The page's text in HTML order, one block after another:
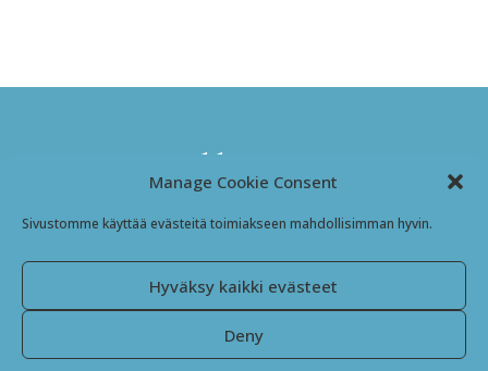
Manage Cookie Consent
Sivustomme käyttää evästeitä toimiakseen mahdollisimman hyvin.
Hyväksy kaikki evästeet
Deny
Kansanmusiikki-instituutti
69600 Kaustinen
Finland
SIVUSTO JA ILME: JIMMY TRÄSKELIN 2024